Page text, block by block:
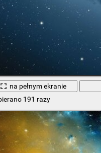
na pełnym ekranie
191 razy